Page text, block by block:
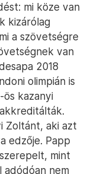
mi köze van
kizárólag
a szövetségre
van
2018
olimpián is
kazanyi
Zoltánt, aki azt
edzője. Papp
mint
adódóan nem